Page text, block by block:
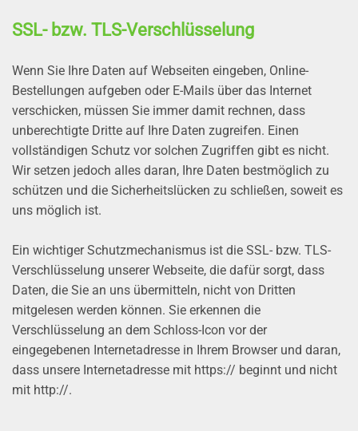
SSL- bzw. TLS-Verschlüsselung
Wenn Sie Ihre Daten auf Webseiten eingeben, Online-
Bestellungen aufgeben oder E-Mails über das Internet
verschicken, müssen Sie immer damit rechnen, dass
unberechtigte Dritte auf Ihre Daten zugreifen. Einen
vollständigen Schutz vor solchen Zugriffen gibt es nicht.
Wir setzen jedoch alles daran, Ihre Daten bestmöglich zu
schützen und die Sicherheitslücken zu schließen, soweit es
uns möglich ist.
Ein wichtiger Schutzmechanismus ist die SSL- bzw. TLS-
Verschlüsselung unserer Webseite, die dafür sorgt, dass
Daten, die Sie an uns übermitteln, nicht von Dritten
mitgelesen werden können. Sie erkennen die
Verschlüsselung an dem Schloss-Icon vor der
eingegebenen Internetadresse in Ihrem Browser und daran,
dass unsere Internetadresse mit https:// beginnt und nicht
mit http://.